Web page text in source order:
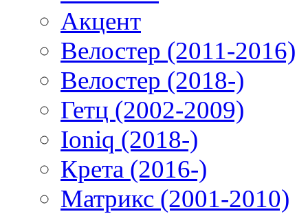
Акцент
Велостер (2011-2016)
Велостер (2018-)
Гетц (2002-2009)
Ioniq (2018-)
Крета (2016-)
Матрикс (2001-2010)